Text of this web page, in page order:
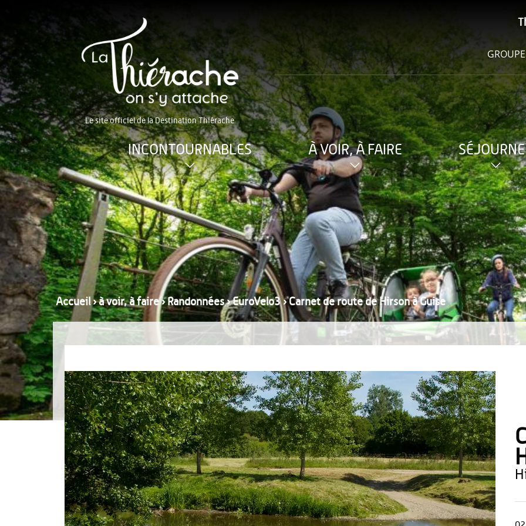
Le site officiel de la Destination Thiérache
INCONTOURNABLES À VOIR, À FAIRE
Accueil›à voir, à faire›Randonnées›EuroVelo3›Carnet de route de Hirson à Guise